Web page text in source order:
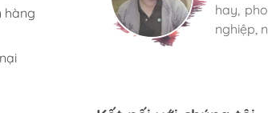
hàng
hay,
nghiệp,
hay,
nghiệp,
hay,
nghiệp,